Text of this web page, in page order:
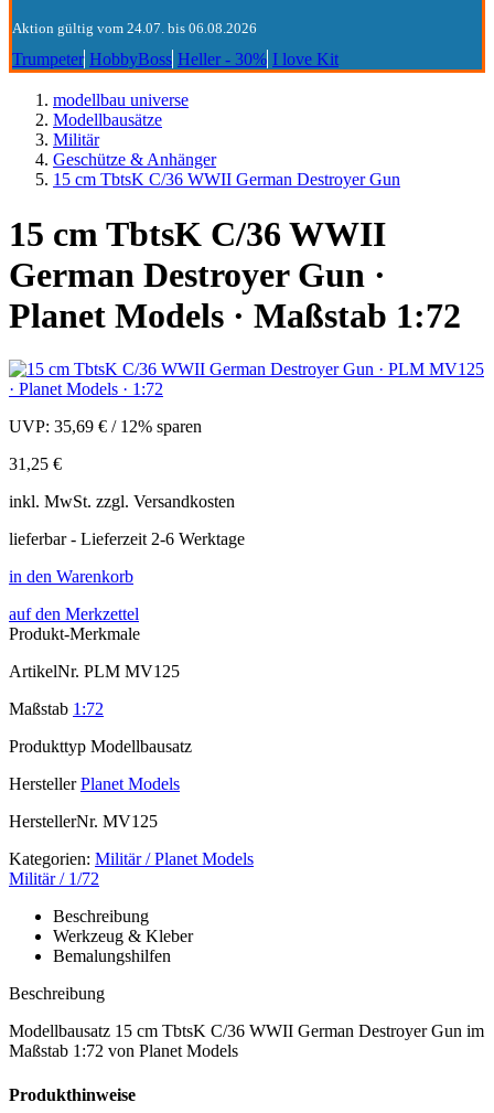
Aktion gültig vom 24.07. bis 06.08.2026
Trumpeter HobbyBoss Heller - 30% I love Kit
modellbau universe
Modellbausätze
Militär
Geschütze & Anhänger
15 cm TbtsK C/36 WWII German Destroyer Gun
15 cm TbtsK C/36 WWII
German Destroyer Gun ·
Planet Models · Maßstab 1:72
UVP: 35,69 € / 12% sparen
31,25 €
inkl. MwSt. zzgl. Versandkosten
lieferbar - Lieferzeit 2-6 Werktage
in den Warenkorb
auf den Merkzettel
Produkt-Merkmale
ArtikelNr. PLM MV125
Maßstab 1:72
Produkttyp Modellbausatz
Hersteller Planet Models
HerstellerNr. MV125
Kategorien: Militär / Planet Models
Militär / 1/72
Beschreibung
Werkzeug & Kleber
Bemalungshilfen
Beschreibung
Modellbausatz 15 cm TbtsK C/36 WWII German Destroyer Gun im
Maßstab 1:72 von Planet Models
Produkthinweise